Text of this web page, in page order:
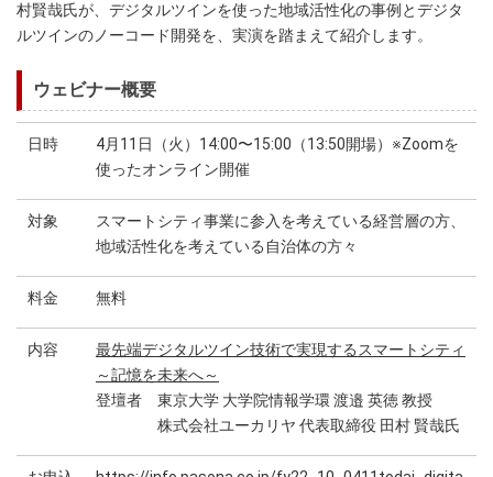
村賢哉氏が、デジタルツインを使った地域活性化の事例とデジタ
ルツインのノーコード開発を、実演を踏まえて紹介します。
ウェビナー概要
日時
4月11日（火）14:00〜15:00（13:50開場）※Zoomを
使ったオンライン開催
対象
スマートシティ事業に参入を考えている経営層の方、
地域活性化を考えている自治体の方々
料金 無料
内容
最先端デジタルツイン技術で実現するスマートシティ
～記憶を未来へ～
登壇者 東京大学 大学院情報学環 渡邉 英徳 教授
株式会社ユーカリヤ 代表取締役 田村 賢哉氏